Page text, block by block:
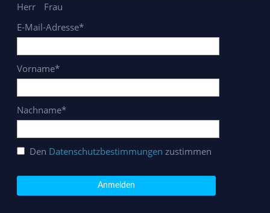
Herr
Frau
E-Mail-Adresse*
Vorname*
Nachname*
Den Datenschutzbestimmungen zustimmen